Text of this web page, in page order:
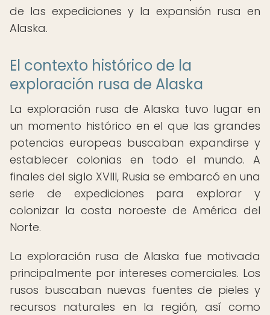
de las expediciones y la expansión rusa en
Alaska.
El contexto histórico de la
exploración rusa de Alaska
La exploración rusa de Alaska tuvo lugar en
un momento histórico en el que las grandes
potencias europeas buscaban expandirse y
establecer colonias en todo el mundo. A
finales del siglo XVIII, Rusia se embarcó en una
serie de expediciones para explorar y
colonizar la costa noroeste de América del
Norte.
La exploración rusa de Alaska fue motivada
principalmente por intereses comerciales. Los
rusos buscaban nuevas fuentes de pieles y
recursos naturales en la región, así como